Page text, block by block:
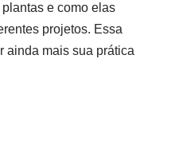
e como elas
projetos. Essa
ainda mais sua prática